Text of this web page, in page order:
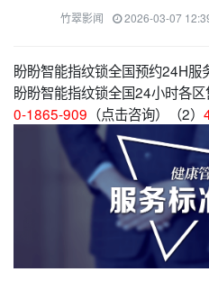
竹翠影闻 2026-03-07
盼盼智能指纹锁全国预约24H服
盼盼智能指纹锁全国24小时各
0-1865-909 （点击咨询）（2）